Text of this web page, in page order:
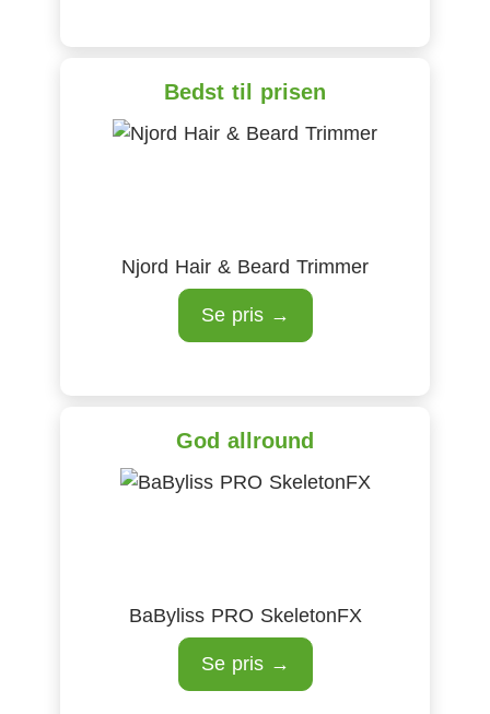
Bedst til prisen
Njord Hair & Beard Trimmer
Se pris →
God allround
BaByliss PRO SkeletonFX
Se pris →